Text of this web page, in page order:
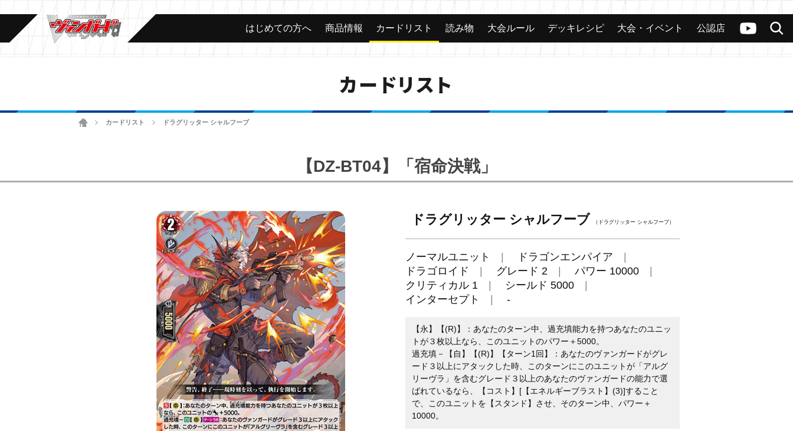
ヴァンガードch
検索
カード 大会 公認店舗 その他
はじめての方へ 商品情報 カードリスト 読み物 大会ルール デッキレシピ 大会・イベント 公認店
カードリスト
ホームカードリスト ドラグリッター シャルフーブ
【DZ-BT04】「宿命決戦」
ドラグリッター シャルフーブ （ドラグリッター シャルフーブ）
ノーマルユニット
ドラゴンエンパイア
ドラゴロイド
グレード 2
パワー 10000
クリティカル 1
シールド 5000
インターセプト
-
【永】【(R)】：あなたのターン中、過充填能力を持つあなたのユニッ
トが３枚以上なら、このユニットのパワー＋5000。
過充填－【自】【(R)】【ターン1回】：あなたのヴァンガードがグレ
ード３以上にアタックした時、このターンにこのユニットが「アルグ
リーヴラ」を含むグレード３以上のあなたのヴァンガードの能力で選
ばれているなら、【コスト】[【エネルギーブラスト】(3)]すること
で、このユニットを【スタンド】させ、そのターン中、パワー＋
10000。